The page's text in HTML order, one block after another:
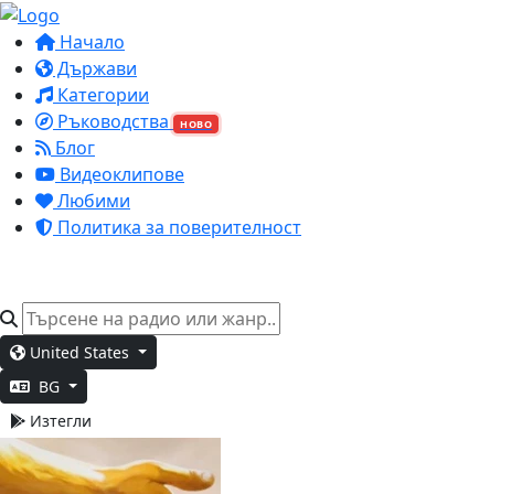
Начало
Държави
Категории
Ръководства
НОВО
Блог
Видеоклипове
Любими
Политика за поверителност
United States
BG
Изтегли